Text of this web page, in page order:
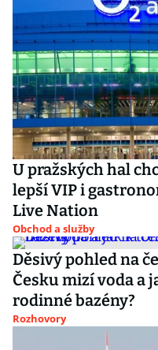
U pražských hal
lepší VIP i
Live Nation
Obchod a služby
Děsivý pohled na
Česku mizí voda a
rodinné bazény?
Rozhovory